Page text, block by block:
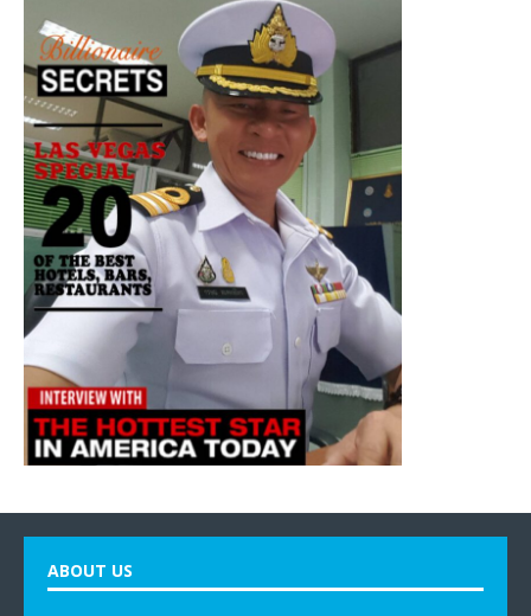
ABOUT US